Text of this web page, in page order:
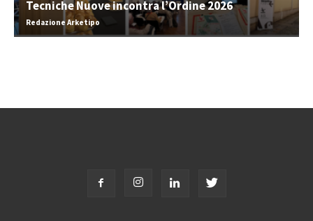
Tecniche Nuove incontra l’Ordine 2026
Redazione Arketipo